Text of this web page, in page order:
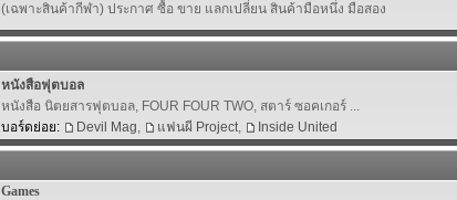
(เฉพาะสินค้ากีฬา) ประกาศ ซื้อ ขาย แลกเปลี่ยน สินค้ามือหนึ่ง มือสอง
หนังสือฟุตบอล
หนังสือ นิตยสารฟุตบอล, FOUR FOUR TWO, สตาร์ ซอคเกอร์ ...
บอร์ดย่อย:
Devil Mag, แฟนผี Project, Inside United
Games